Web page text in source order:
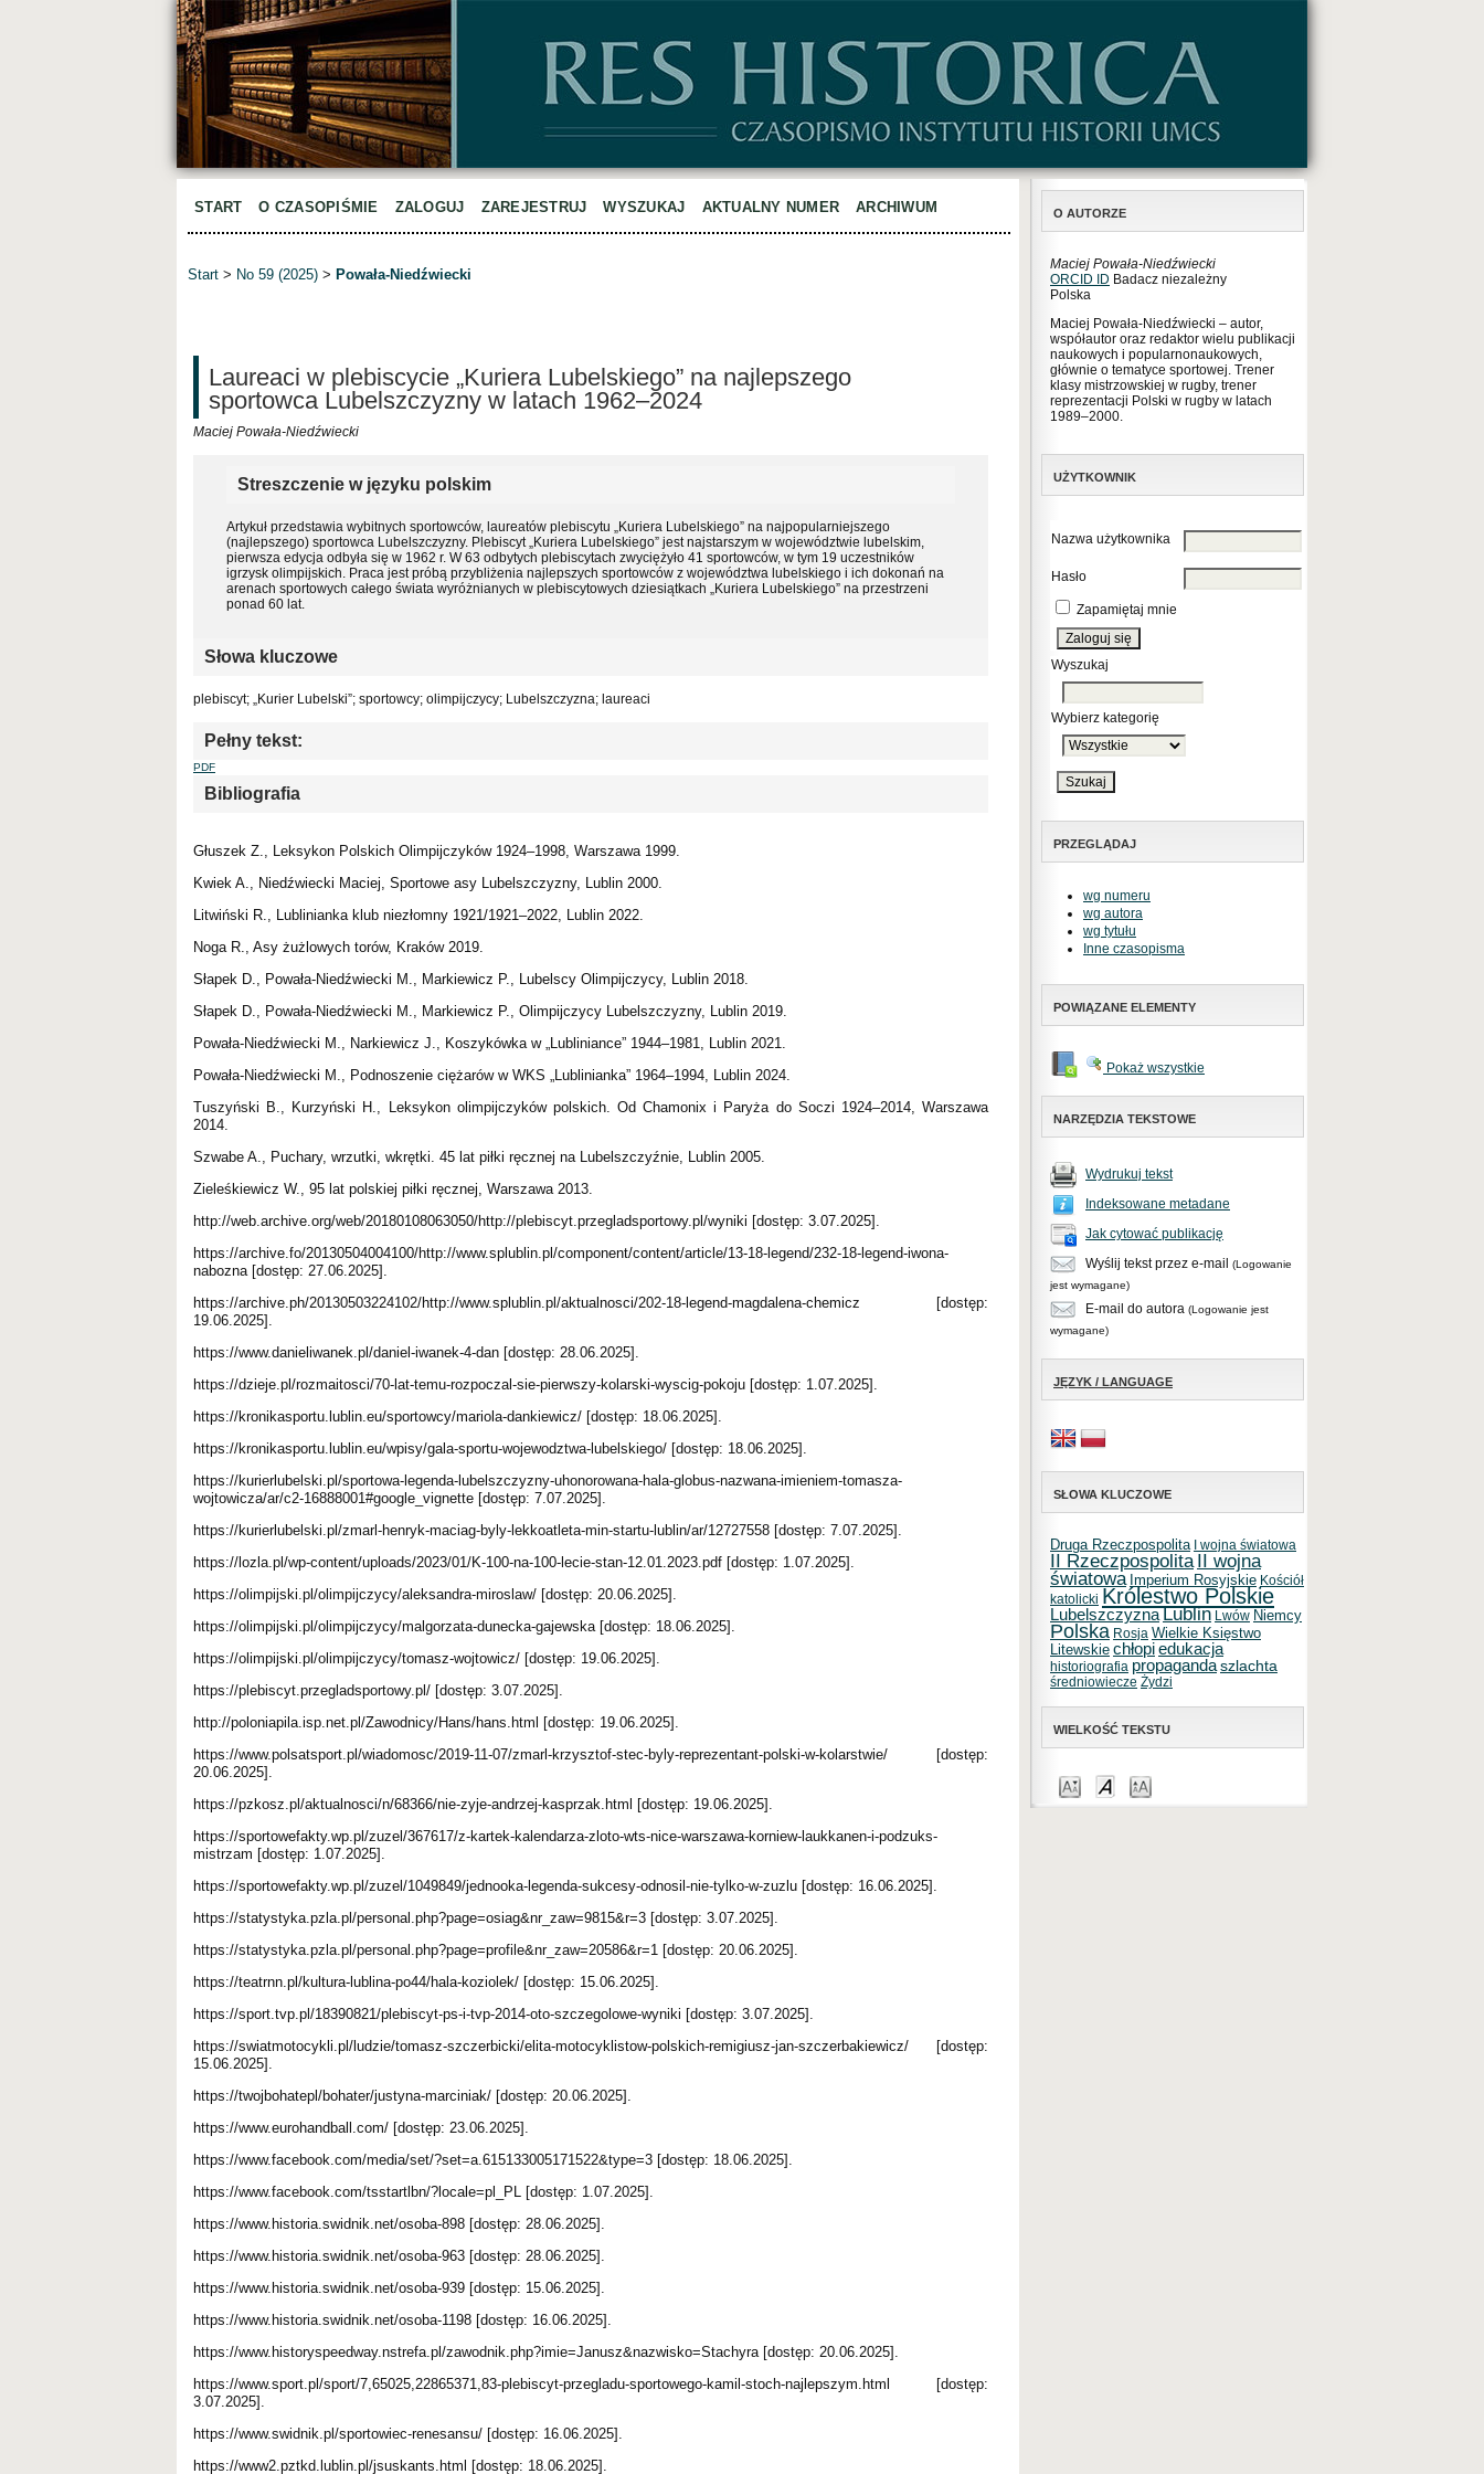
O AUTORZE
Maciej Powała-Niedźwiecki
ORCID ID Badacz niezależny
Polska
Maciej Powała-Niedźwiecki – autor,
współautor oraz redaktor wielu publikacji
naukowych i popularnonaukowych,
głównie o tematyce sportowej. Trener
klasy mistrzowskiej w rugby, trener
reprezentacji Polski w rugby w latach
1989–2000.
UŻYTKOWNIK
Nazwa użytkownika
Hasło
Zapamiętaj mnie
Wyszukaj
Wybierz kategorię
PRZEGLĄDAJ
wg numeru
wg autora
wg tytułu
Inne czasopisma
POWIĄZANE ELEMENTY
Pokaż wszystkie
NARZĘDZIA TEKSTOWE
Wydrukuj tekst
Indeksowane metadane
Jak cytować publikację
Wyślij tekst przez e-mail
(Logowanie
jest wymagane)
E-mail do autora (Logowanie jest
wymagane)
JĘZYK / LANGUAGE
SŁOWA KLUCZOWE
Druga Rzeczpospolita I wojna światowa
II Rzeczpospolita II wojna
światowa Imperium Rosyjskie Kościół
katolicki Królestwo Polskie
LubelszczyznaLublin Lwów Niemcy
Polska Rosja Wielkie Księstwo
Litewskie chłopiedukacja
historiografia propagandaszlachta
średniowiecze Żydzi
WIELKOŚĆ TEKSTU
START O CZASOPIŚMIE ZALOGUJ ZAREJESTRUJ WYSZUKAJ AKTUALNY NUMER ARCHIWUM
Start > No 59 (2025) > Powała-Niedźwiecki
Laureaci w plebiscycie „Kuriera Lubelskiego” na najlepszego
sportowca Lubelszczyzny w latach 1962–2024
Maciej Powała-Niedźwiecki
Streszczenie w języku polskim
Artykuł przedstawia wybitnych sportowców, laureatów plebiscytu „Kuriera Lubelskiego” na najpopularniejszego
(najlepszego) sportowca Lubelszczyzny. Plebiscyt „Kuriera Lubelskiego” jest najstarszym w województwie lubelskim,
pierwsza edycja odbyła się w 1962 r. W 63 odbytych plebiscytach zwyciężyło 41 sportowców, w tym 19 uczestników
igrzysk olimpijskich. Praca jest próbą przybliżenia najlepszych sportowców z województwa lubelskiego i ich dokonań na
arenach sportowych całego świata wyróżnianych w plebiscytowych dziesiątkach „Kuriera Lubelskiego” na przestrzeni
ponad 60 lat.
Słowa kluczowe
plebiscyt; „Kurier Lubelski”; sportowcy; olimpijczycy; Lubelszczyzna; laureaci
Pełny tekst:
PDF
Bibliografia
Głuszek Z., Leksykon Polskich Olimpijczyków 1924–1998, Warszawa 1999.
Kwiek A., Niedźwiecki Maciej, Sportowe asy Lubelszczyzny, Lublin 2000.
Litwiński R., Lublinianka klub niezłomny 1921/1921–2022, Lublin 2022.
Noga R., Asy żużlowych torów, Kraków 2019.
Słapek D., Powała-Niedźwiecki M., Markiewicz P., Lubelscy Olimpijczycy, Lublin 2018.
Słapek D., Powała-Niedźwiecki M., Markiewicz P., Olimpijczycy Lubelszczyzny, Lublin 2019.
Powała-Niedźwiecki M., Narkiewicz J., Koszykówka w „Lubliniance” 1944–1981, Lublin 2021.
Powała-Niedźwiecki M., Podnoszenie ciężarów w WKS „Lublinianka” 1964–1994, Lublin 2024.
Tuszyński B., Kurzyński H., Leksykon olimpijczyków polskich. Od Chamonix i Paryża do Soczi 1924–2014, Warszawa
2014.
Szwabe A., Puchary, wrzutki, wkrętki. 45 lat piłki ręcznej na Lubelszczyźnie, Lublin 2005.
Zieleśkiewicz W., 95 lat polskiej piłki ręcznej, Warszawa 2013.
http://web.archive.org/web/20180108063050/http://plebiscyt.przegladsportowy.pl/wyniki [dostęp: 3.07.2025].
https://archive.fo/20130504004100/http://www.splublin.pl/component/content/article/13-18-legend/232-18-legend-iwona-
nabozna [dostęp: 27.06.2025].
https://archive.ph/20130503224102/http://www.splublin.pl/aktualnosci/202-18-legend-magdalena-chemicz [dostęp:
19.06.2025].
https://www.danieliwanek.pl/daniel-iwanek-4-dan [dostęp: 28.06.2025].
https://dzieje.pl/rozmaitosci/70-lat-temu-rozpoczal-sie-pierwszy-kolarski-wyscig-pokoju [dostęp: 1.07.2025].
https://kronikasportu.lublin.eu/sportowcy/mariola-dankiewicz/ [dostęp: 18.06.2025].
https://kronikasportu.lublin.eu/wpisy/gala-sportu-wojewodztwa-lubelskiego/ [dostęp: 18.06.2025].
https://kurierlubelski.pl/sportowa-legenda-lubelszczyzny-uhonorowana-hala-globus-nazwana-imieniem-tomasza-
wojtowicza/ar/c2-16888001#google_vignette [dostęp: 7.07.2025].
https://kurierlubelski.pl/zmarl-henryk-maciag-byly-lekkoatleta-min-startu-lublin/ar/12727558 [dostęp: 7.07.2025].
https://lozla.pl/wp-content/uploads/2023/01/K-100-na-100-lecie-stan-12.01.2023.pdf [dostęp: 1.07.2025].
https://olimpijski.pl/olimpijczycy/aleksandra-miroslaw/ [dostęp: 20.06.2025].
https://olimpijski.pl/olimpijczycy/malgorzata-dunecka-gajewska [dostęp: 18.06.2025].
https://olimpijski.pl/olimpijczycy/tomasz-wojtowicz/ [dostęp: 19.06.2025].
https://plebiscyt.przegladsportowy.pl/ [dostęp: 3.07.2025].
http://poloniapila.isp.net.pl/Zawodnicy/Hans/hans.html [dostęp: 19.06.2025].
https://www.polsatsport.pl/wiadomosc/2019-11-07/zmarl-krzysztof-stec-byly-reprezentant-polski-w-kolarstwie/ [dostęp:
20.06.2025].
https://pzkosz.pl/aktualnosci/n/68366/nie-zyje-andrzej-kasprzak.html [dostęp: 19.06.2025].
https://sportowefakty.wp.pl/zuzel/367617/z-kartek-kalendarza-zloto-wts-nice-warszawa-korniew-laukkanen-i-podzuks-
mistrzam [dostęp: 1.07.2025].
https://sportowefakty.wp.pl/zuzel/1049849/jednooka-legenda-sukcesy-odnosil-nie-tylko-w-zuzlu [dostęp: 16.06.2025].
https://statystyka.pzla.pl/personal.php?page=osiag&nr_zaw=9815&r=3 [dostęp: 3.07.2025].
https://statystyka.pzla.pl/personal.php?page=profile&nr_zaw=20586&r=1 [dostęp: 20.06.2025].
https://teatrnn.pl/kultura-lublina-po44/hala-koziolek/ [dostęp: 15.06.2025].
https://sport.tvp.pl/18390821/plebiscyt-ps-i-tvp-2014-oto-szczegolowe-wyniki [dostęp: 3.07.2025].
https://swiatmotocykli.pl/ludzie/tomasz-szczerbicki/elita-motocyklistow-polskich-remigiusz-jan-szczerbakiewicz/ [dostęp:
15.06.2025].
https://twojbohatepl/bohater/justyna-marciniak/ [dostęp: 20.06.2025].
https://www.eurohandball.com/ [dostęp: 23.06.2025].
https://www.facebook.com/media/set/?set=a.615133005171522&type=3 [dostęp: 18.06.2025].
https://www.facebook.com/tsstartlbn/?locale=pl_PL [dostęp: 1.07.2025].
https://www.historia.swidnik.net/osoba-898 [dostęp: 28.06.2025].
https://www.historia.swidnik.net/osoba-963 [dostęp: 28.06.2025].
https://www.historia.swidnik.net/osoba-939 [dostęp: 15.06.2025].
https://www.historia.swidnik.net/osoba-1198 [dostęp: 16.06.2025].
https://www.historyspeedway.nstrefa.pl/zawodnik.php?imie=Janusz&nazwisko=Stachyra [dostęp: 20.06.2025].
https://www.sport.pl/sport/7,65025,22865371,83-plebiscyt-przegladu-sportowego-kamil-stoch-najlepszym.html [dostęp:
3.07.2025].
https://www.swidnik.pl/sportowiec-renesansu/ [dostęp: 16.06.2025].
https://www2.pztkd.lublin.pl/jsuskants.html [dostęp: 18.06.2025].